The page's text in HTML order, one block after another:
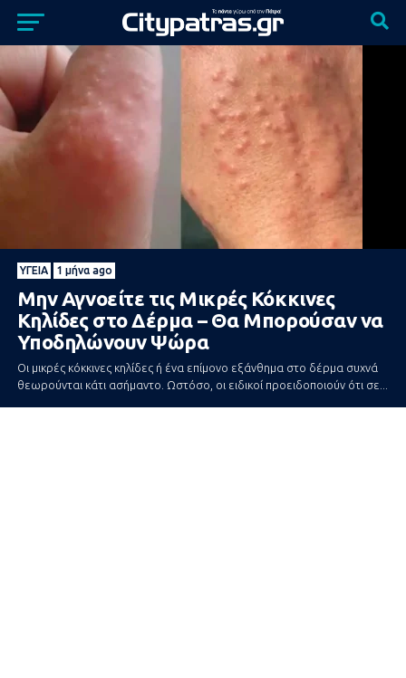
ΥΓΕΊΑ 1 μήνα ago
Μην Αγνοείτε τις Μικρές Κόκκινες
Κηλίδες στο Δέρμα – Θα Μπορούσαν να
Υποδηλώνουν Ψώρα
Οι μικρές κόκκινες κηλίδες ή ένα επίμονο εξάνθημα στο δέρμα συχνά
θεωρούνται κάτι ασήμαντο. Ωστόσο, οι ειδικοί προειδοποιούν ότι σε...